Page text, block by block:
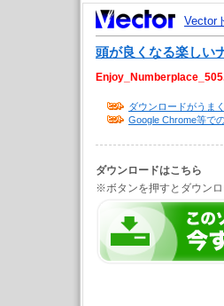
Vector
頭が良くなる楽しい
ダウンロードがうま
Google Chrome等で
ダウンロードはこちら
※ボタンを押すとダウンロ